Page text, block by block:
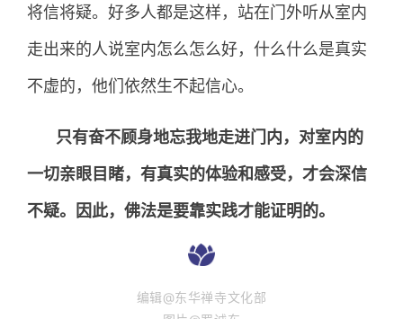
将信将疑。好多人都是这样，站在门外听从室内
走出来的人说室内怎么怎么好，什么什么是真实
不虚的，他们依然生不起信心。
只有奋不顾身地忘我地走进门内，对室内的
一切亲眼目睹，有真实的体验和感受，才会深信
不疑。因此，佛法是要靠实践才能证明的。
编辑@东华禅寺文化部